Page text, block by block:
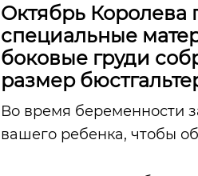
Октябрь Королева
специальные
боковые груди
размер
Во время беременности
вашего ребенка, чтобы